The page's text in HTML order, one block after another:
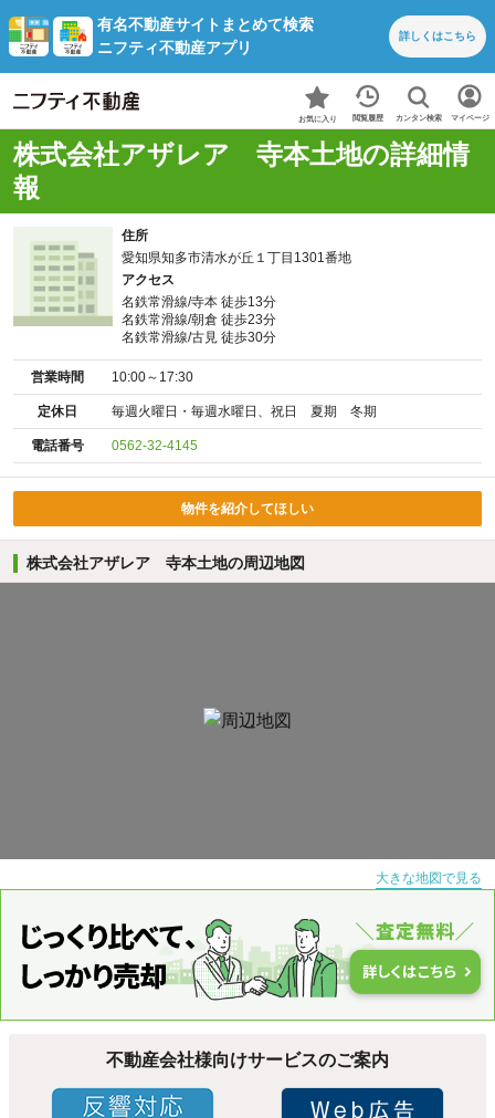
有名不動産サイトまとめて検索
ニフティ不動産アプリ
詳しくはこちら
お気に入り 閲覧履歴 カンタン検索 マイページ
株式会社アザレア 寺本土地の詳細情
報
住所
愛知県知多市清水が丘１丁目1301番地
アクセス
名鉄常滑線/寺本 徒歩13分
名鉄常滑線/朝倉 徒歩23分
名鉄常滑線/古見 徒歩30分
営業時間 10:00～17:30
定休日 毎週火曜日・毎週水曜日、祝日 夏期 冬期
電話番号 0562-32-4145
物件を紹介してほしい
株式会社アザレア 寺本土地の周辺地図
大きな地図で見る
不動産会社様向けサービスのご案内